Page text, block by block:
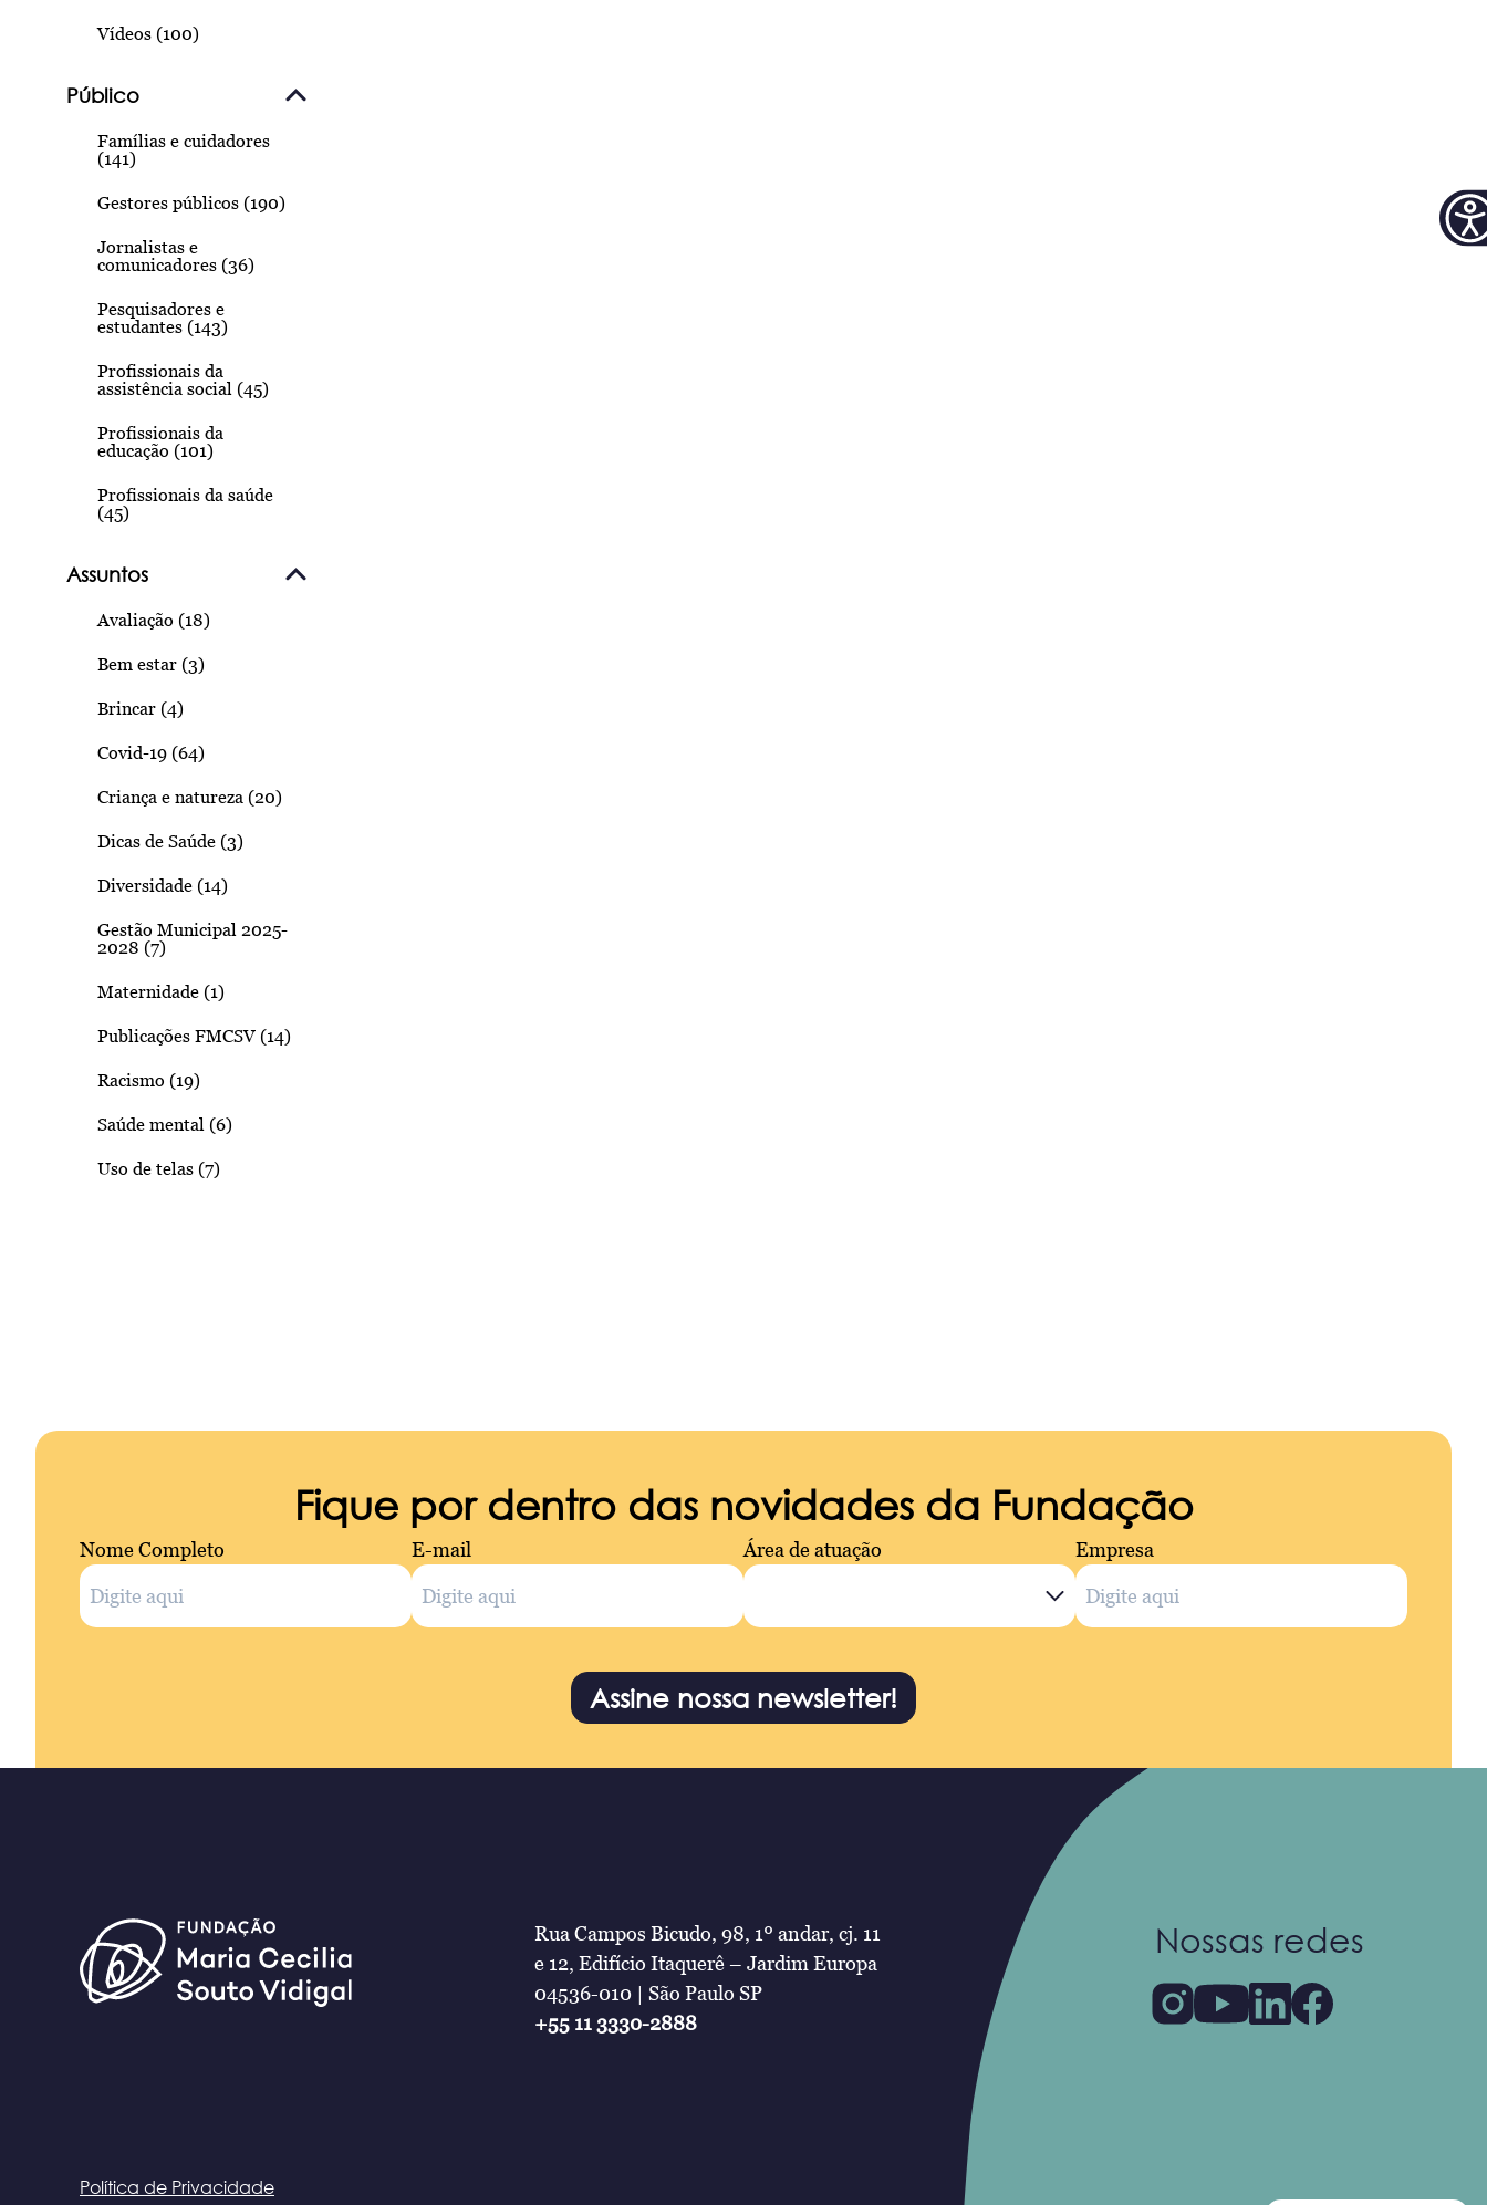
Vídeos (100)
Público
Famílias e cuidadores
(141)
Gestores públicos (190)
Jornalistas e
comunicadores (36)
Pesquisadores e
estudantes (143)
Profissionais da
assistência social (45)
Profissionais da
educação (101)
Profissionais da saúde
(45)
Assuntos
Avaliação (18)
Bem estar (3)
Brincar (4)
Covid-19 (64)
Criança e natureza (20)
Dicas de Saúde (3)
Diversidade (14)
Gestão Municipal 2025-
2028 (7)
Maternidade (1)
Publicações FMCSV (14)
Racismo (19)
Saúde mental (6)
Uso de telas (7)
Fique por dentro das novidades da Fundação
Nome Completo E-mail Área de atuação Empresa
Assine nossa newsletter!
Rua Campos Bicudo, 98, 1º andar, cj. 11
e 12, Edifício Itaquerê – Jardim Europa
04536-010 | São Paulo SP
+55 11 3330-2888
Nossas redes
Política de Privacidade